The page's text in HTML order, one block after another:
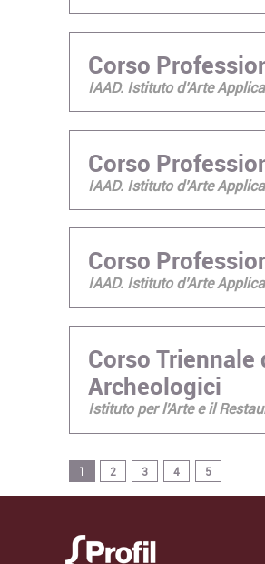
Corso
IAAD. Istituto d’Arte
Corso
IAAD. Istituto d’Arte
Corso
IAAD. Istituto d’Arte
Corso
Archeologici
Istituto per l'Arte e il
1 2 3 4 5